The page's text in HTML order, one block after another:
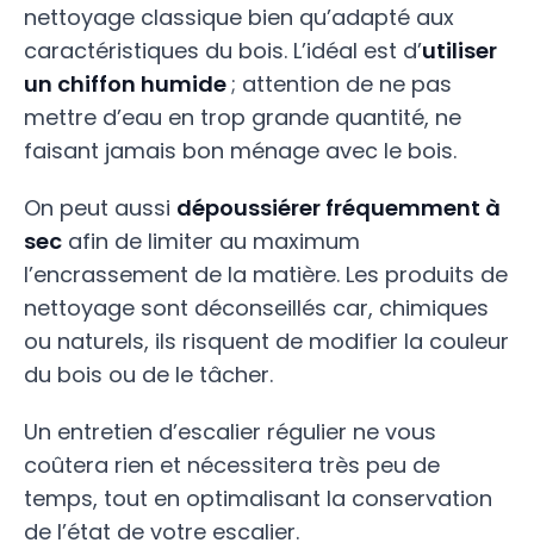
nettoyage classique bien qu’adapté aux
caractéristiques du bois. L’idéal est d’utiliser
un chiffon humide; attention de ne pas
mettre d’eau en trop grande quantité, ne
faisant jamais bon ménage avec le bois.
On peut aussi dépoussiérer fréquemment à
sec afin de limiter au maximum
l’encrassement de la matière. Les produits de
nettoyage sont déconseillés car, chimiques
ou naturels, ils risquent de modifier la couleur
du bois ou de le tâcher.
Un entretien d’escalier régulier ne vous
coûtera rien et nécessitera très peu de
temps, tout en optimalisant la conservation
de l’état de votre escalier.